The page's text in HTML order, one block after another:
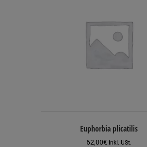
Euphorbia plicatilis
62,00€ inkl. USt.